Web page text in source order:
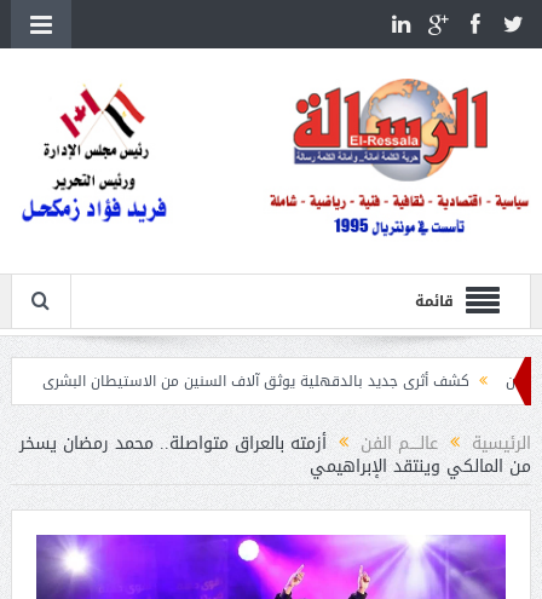
قائمة
أثرى جديد بالدقهلية يوثق آلاف السنين من الاستيطان البشرى اتحاد الكرة يطلب
الرئيسية عالــــم الفن أزمته بالعراق متواصلة.. محمد رمضان يسخر
من المالكي وينتقد الإبراهيمي